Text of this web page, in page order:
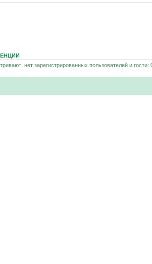
нет зарегистрированных пользователей и гости: